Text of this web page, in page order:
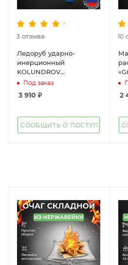
3 отзыва
Ледоруб ударно-
инерционный
KOLUNDROV
металлический
Под заказ
3 910 ₽
СООБЩИТЬ О ПОСТУПЛЕНИИ
10
2